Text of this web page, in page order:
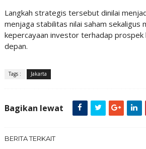
Langkah strategis tersebut dinilai
menjaga stabilitas nilai saham sekaligus
kepercayaan investor terhadap prospek
depan.
Tags : Jakarta
Bagikan lewat
BERITA TERKAIT